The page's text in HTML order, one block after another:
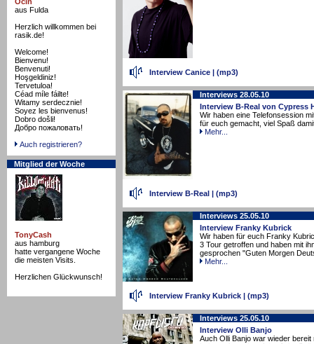
aus Fulda
Herzlich willkommen bei
rasik.de!
Welcome!
Bienvenu!
Benvenuti!
Hoşgeldiniz!
Tervetuloa!
Céad míle fáilte!
Witamy serdecznie!
Soyez les bienvenus!
Dobro došli!
Добро пожаловать!
Auch registrieren?
Mitglied der Woche
TonyCash
aus hamburg
hatte vergangene Woche
die meisten Visits.
Herzlichen Glückwunsch!
Interview Canice | (mp3)
Interviews 28.05.10
Interview B-Real von Cypress
Wir haben eine Telefonsession
für euch gemacht, viel Spaß
Mehr...
Interview B-Real | (mp3)
Interviews 25.05.10
Interview Franky Kubrick
Wir haben für euch Franky
3 Tour getroffen und haben mit
gesprochen "Guten Morgen
Mehr...
Interview Franky Kubrick | (mp3)
Interviews 25.05.10
Interview Olli Banjo
Auch Olli Banjo war wieder